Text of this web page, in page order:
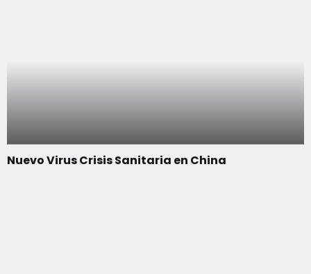
Nuevo Virus Crisis Sanitaria en China